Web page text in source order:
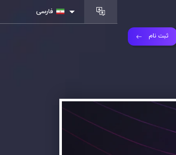
ثبت نام
فارسی